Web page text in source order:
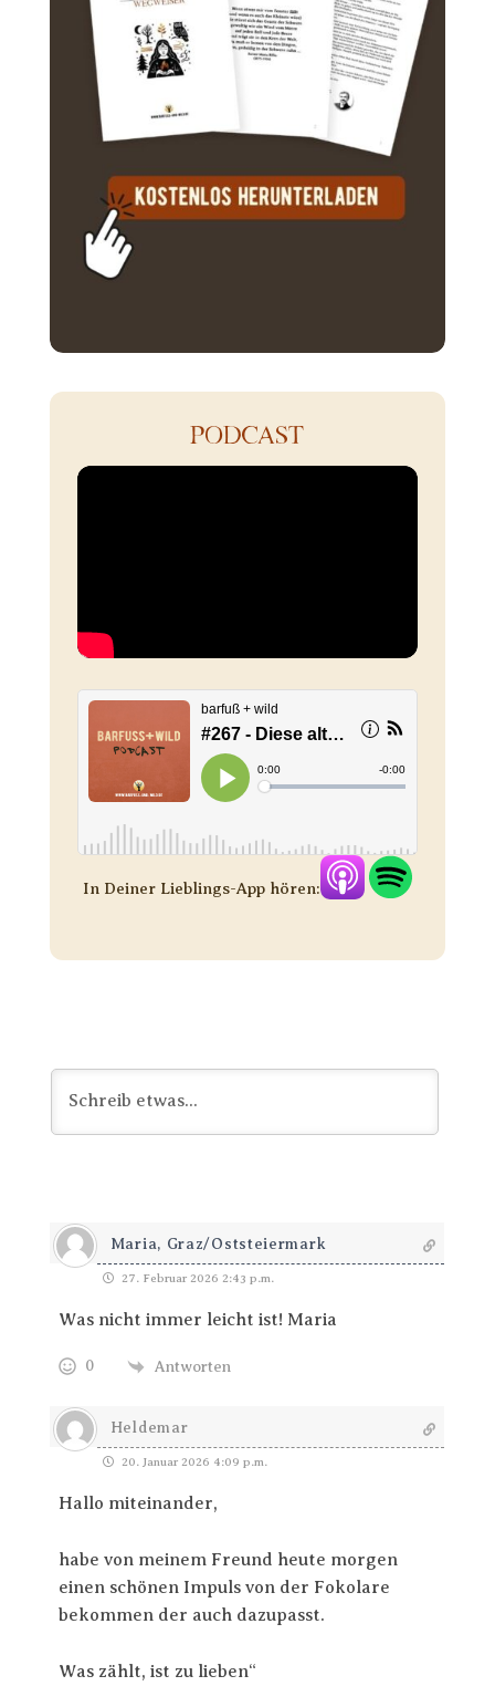
PODCAST
In Deiner Lieblings-App hören:
Maria, Graz/Oststeiermark
27. Februar 2026 2:43 p.m.
Was nicht immer leicht ist! Maria
0 Antworten
Heldemar
20. Januar 2026 4:09 p.m.
Hallo miteinander,
habe von meinem Freund heute morgen
einen schönen Impuls von der Fokolare
bekommen der auch dazupasst.
Was zählt, ist zu lieben“